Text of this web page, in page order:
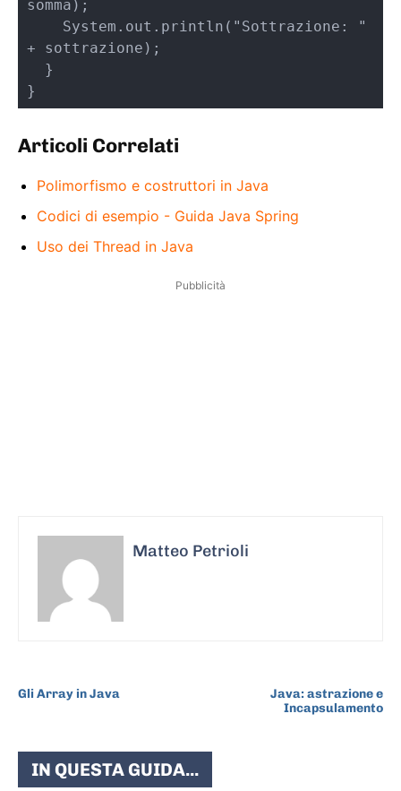
somma);
+ sottrazione);
}
Articoli Correlati
Polimorfismo e costruttori in Java
Codici di esempio - Guida Java Spring
Uso dei Thread in Java
Pubblicità
Matteo Petrioli
Gli Array in Java
Java: astrazione e
Incapsulamento
IN QUESTA GUIDA...